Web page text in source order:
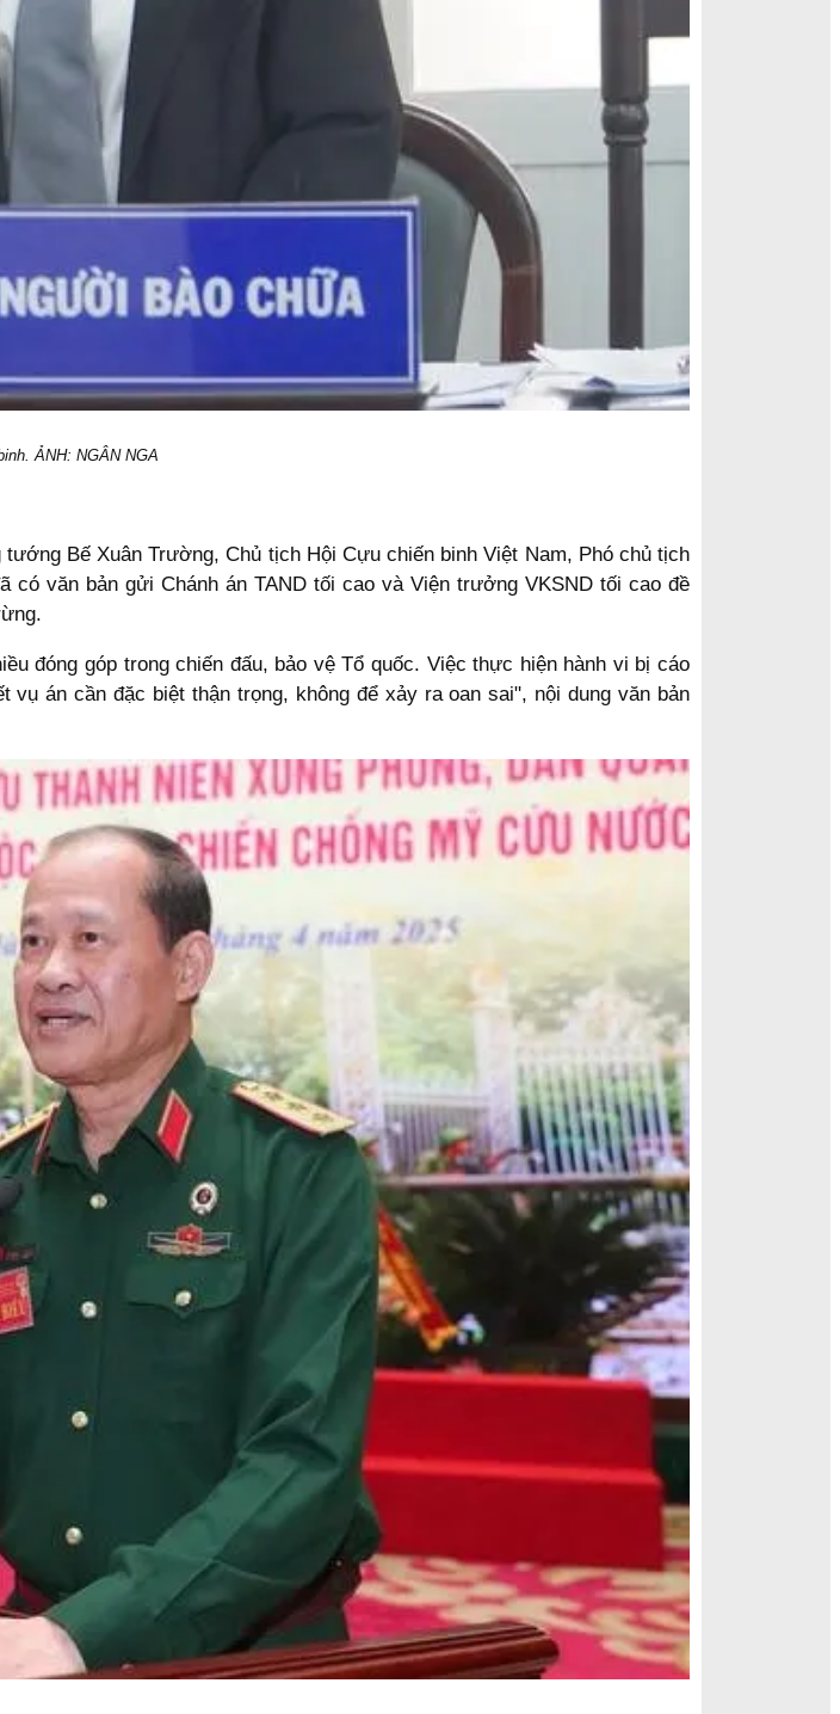
ẢNH: NGÂN NGA
Bế Xuân Trường, Chủ tịch Hội Cựu chiến binh Việt Nam, Phó chủ tịch
văn bản gửi Chánh án TAND tối cao và Viện trưởng VKSND tối cao đề
đóng góp trong chiến đấu, bảo vệ Tổ quốc. Việc thực hiện hành vi bị cáo
án cần đặc biệt thận trọng, không để xảy ra oan sai", nội dung văn bản